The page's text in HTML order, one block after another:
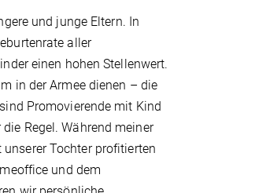
und junge Eltern. In
aller
einen hohen Stellenwert.
in der Armee dienen – die
Promovierende mit Kind
Regel. Während meiner
Tochter profitierten
und dem